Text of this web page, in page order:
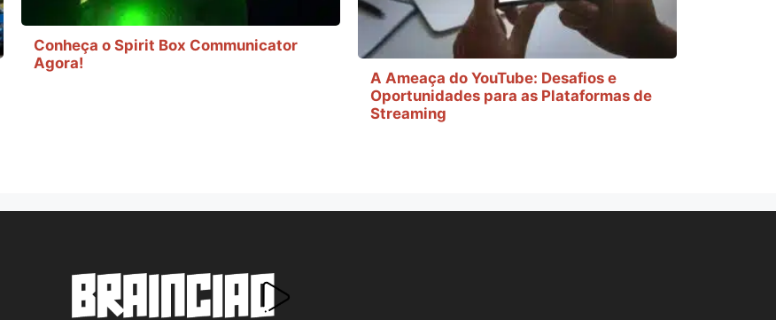
Conheça o Spirit Box Communicator
Agora!
A Ameaça do YouTube: Desafios e
Oportunidades para as Plataformas de
Streaming